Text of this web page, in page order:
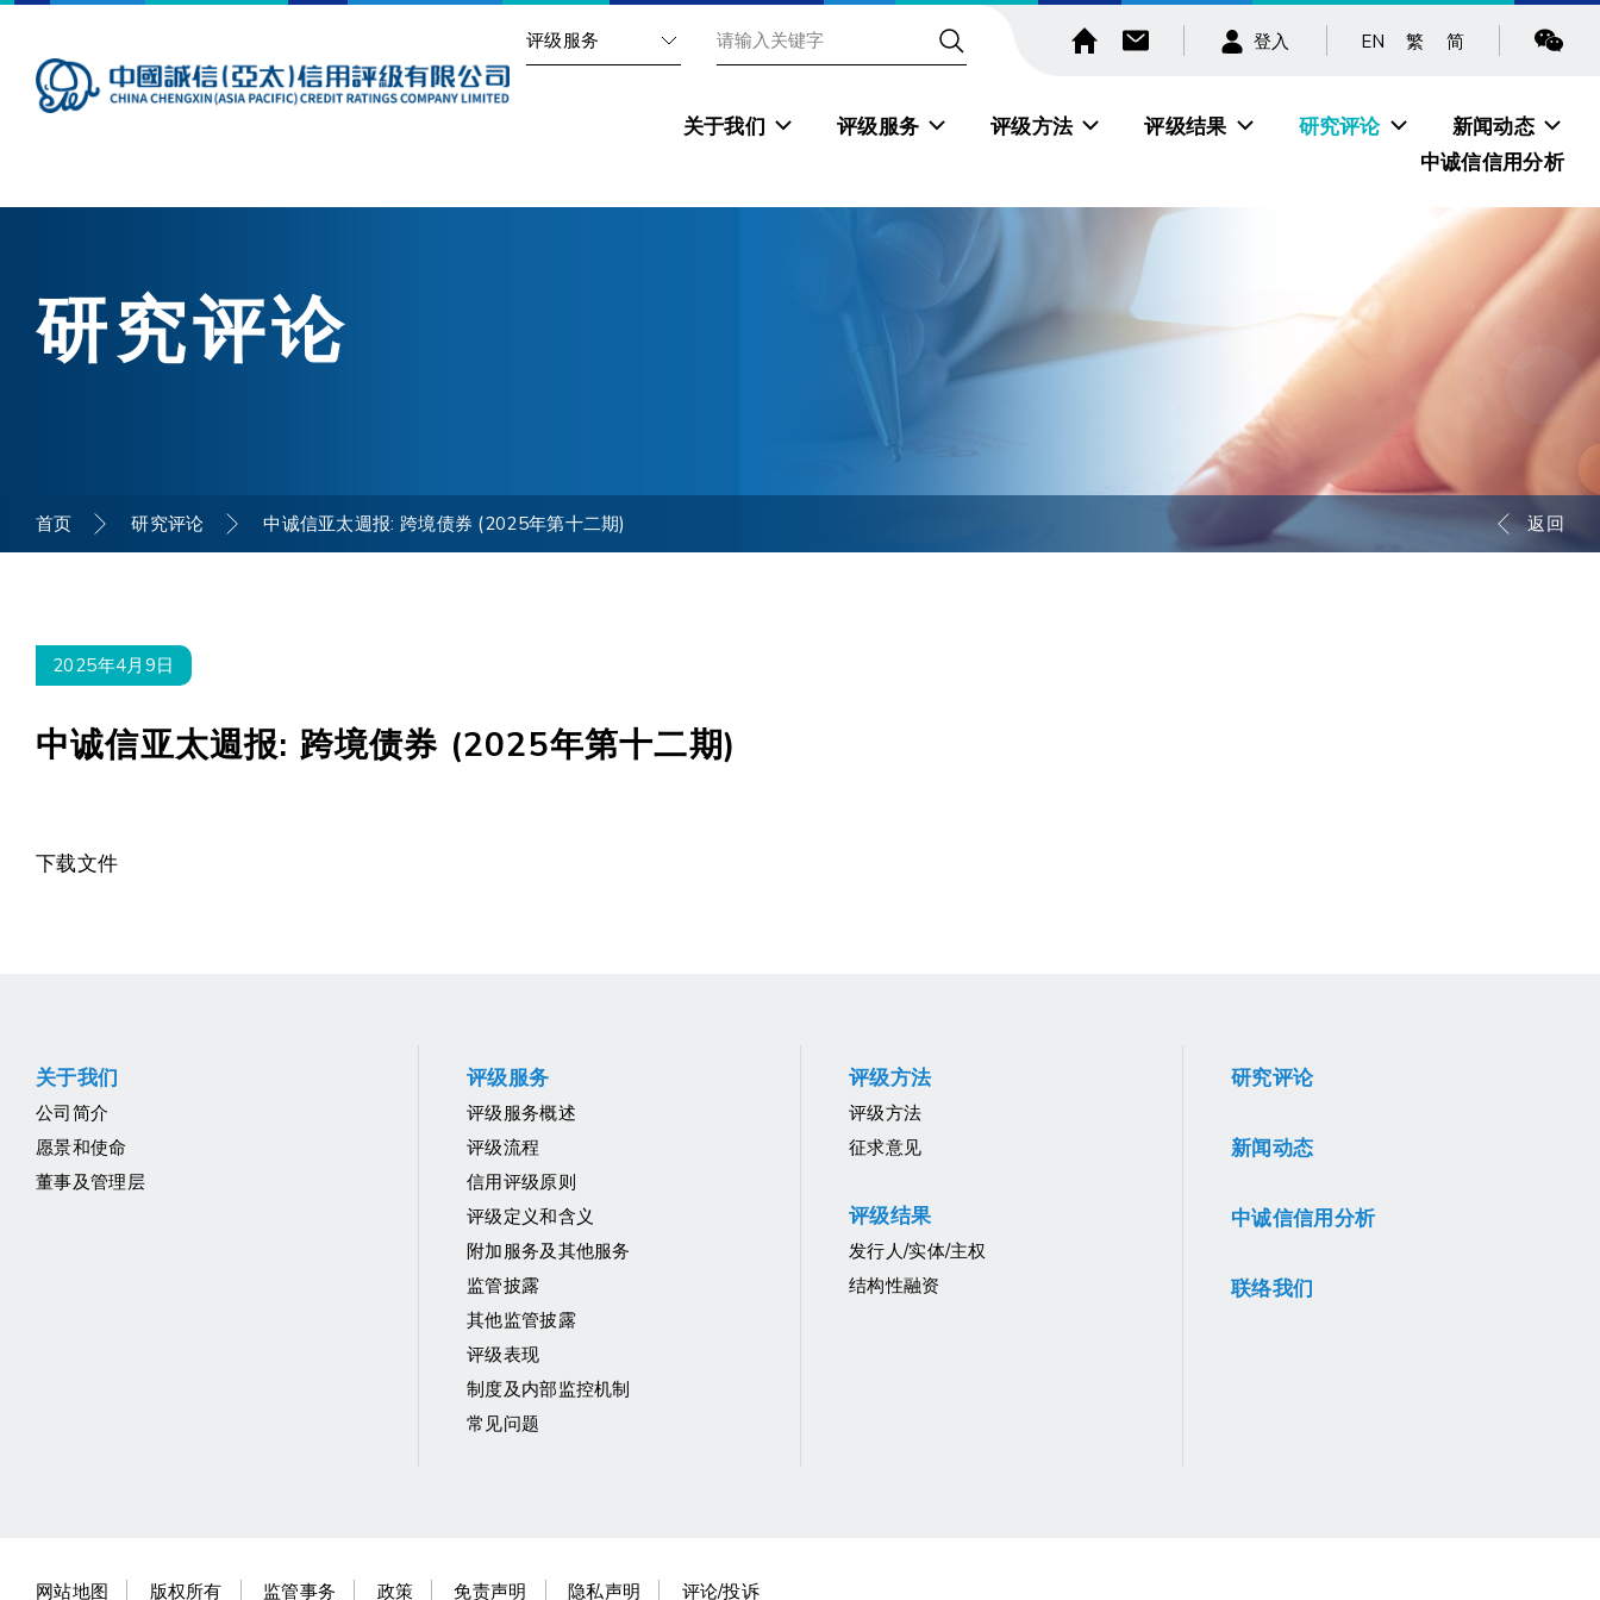
评级服务 登入 EN 繁 简
关于我们 评级服务 评级方法 评级结果 研究评论
新闻动态
中诚信信用分析
研究评论
首页 研究评论 中诚信亚太週报: 跨境债券 (2025年第十二期) 返回
2025年4月9日
中诚信亚太週报: 跨境债券 (2025年第十二期)
下载文件
关于我们
公司简介
愿景和使命
董事及管理层
评级服务
评级服务概述
评级流程
信用评级原则
评级定义和含义
附加服务及其他服务
监管披露
其他监管披露
评级表现
制度及内部监控机制
常见问题
评级方法
评级方法
征求意见
评级结果
发行人/实体/主权
结构性融资
研究评论
新闻动态
中诚信信用分析
联络我们
网站地图 版权所有 监管事务 政策 免责声明 隐私声明 评论/投诉